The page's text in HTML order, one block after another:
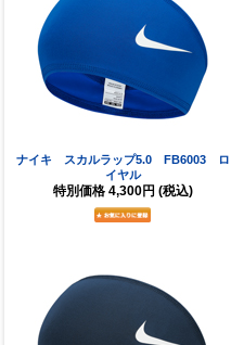
ナイキ スカルラップ5.0 FB6003 ロ
イヤル
特別価格 4,300円 (税込)